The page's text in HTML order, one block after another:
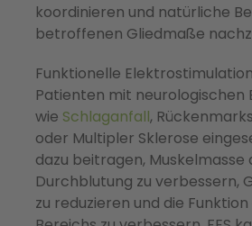
koordinieren und natürliche
betroffenen Gliedmaße
Funktionelle
Patienten mit neurologischen
wie Schlaganfall,
oder Multipler Sklerose
dazu beitragen, Muskelmasse
Durchblutung zu verbessern,
zu reduzieren und die